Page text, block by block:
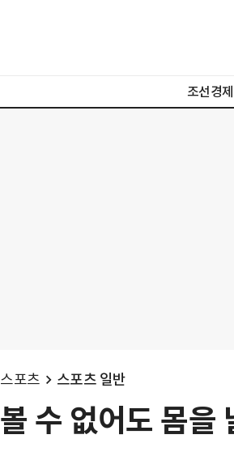
조선경제
스포츠 스포츠 일반
볼 수 없어도 몸을